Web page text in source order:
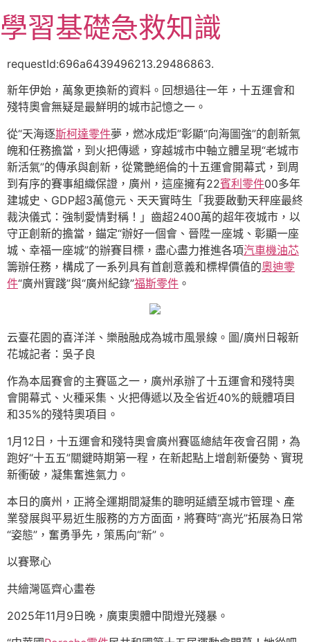
至
主
容
學習基礎急救知識
requestId:696a6439496213.29486863.
新年伊始，萬象更換新的資料。回想過往一年，十五運會和
殘特奧會無疑是最鮮明的城市記憶之一。
從“天海逐斯柯達零件夢，燃冰成炬”彰顯“向海圖強”的創新氣
魄和任務擔當，到火把傳遞，穿越城市中軸立體呈現“老城市
新活氣”的傳承與創新，從驚艷絕倫的十五運會開幕式，到周
到有序的賽事組織保證，廣州，這座擁有22賓利零件00多年
建城史、GDP超3萬億元、天天實時生「我要啟動天秤座最終
裁決儀式：強制愛情對稱！」齒超2400萬的超年夜城市，以
守正創新的擔當，錨定“辦好一個會、晉陞一座城、彰顯一座
城、幸福一座城”的辦賽目標，盡心盡力推進各項汽車機油芯
籌辦任務，構成了一系列具有首創意義和標桿價值的奧迪零
件“廣州實踐”與“廣州紀錄”福斯零件 。
云臺花園的喜洋洋、樂融融成為城市風景線。圖/廣州日報新
花城記者：吳子良
作為本屆賽會的主賽區之一，廣州承辦了十五運會和殘特奧
會開幕式、火種采集、火把傳遞以及全省近40%的競體項目
和35%的殘特奧項目。
1月12日，十五運會和殘特奧會廣州賽區總結年夜會召開，為
跑好“十五五”關鍵時期第一程，在新起點上增創新優勢、實現
新衝破，凝集奮進氣力。
本日的廣州，正將全運期間凝集的聰明延續至城市管理、產
業發展與平易近生服務的方方面面，將賽時“高光”拓展為日常
“姿態”，奮勇爭先，策馬向“新”。
以賽聚心
共繪灣區齊心畫卷
2025年11月9日晚，廣東奧體中間燈光殘暴。